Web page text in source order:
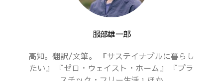
服部雄一郎
高知。翻訳/文筆。 『サステイナブルに暮らし
たい』 『ゼロ・ウェイスト・ホーム』 『プラ